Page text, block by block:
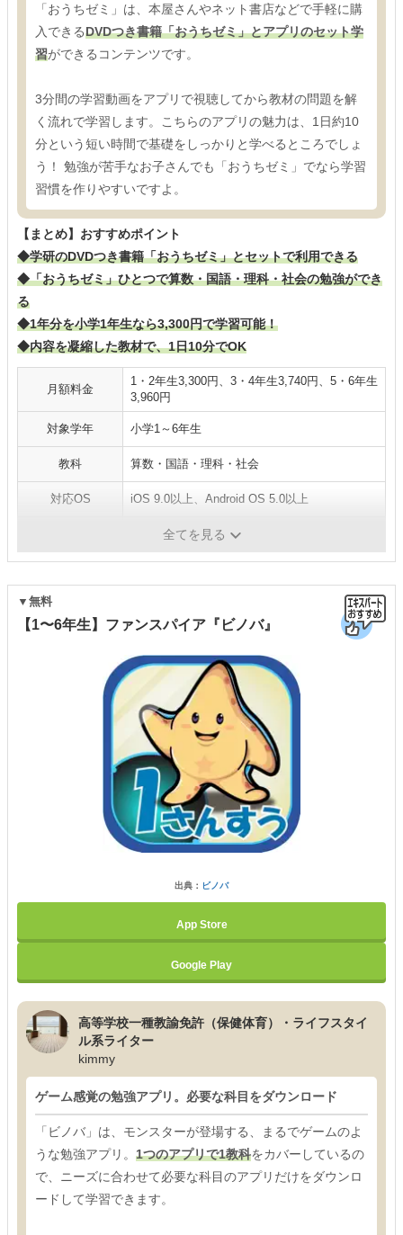
「おうちゼミ」は、本屋さんやネット書店などで手軽に購
入できるDVDつき書籍「おうちゼミ」とアプリのセット学
習ができるコンテンツです。
3分間の学習動画をアプリで視聴してから教材の問題を解
く流れで学習します。こちらのアプリの魅力は、1日約10
分という短い時間で基礎をしっかりと学べるところでしょ
う！ 勉強が苦手なお子さんでも「おうちゼミ」でなら学習
習慣を作りやすいですよ。
【まとめ】おすすめポイント
◆学研のDVDつき書籍「おうちゼミ」とセットで利用できる
◆「おうちゼミ」ひとつで算数・国語・理科・社会の勉強ができ
る
◆1年分を小学1年生なら3,300円で学習可能！
◆内容を凝縮した教材で、1日10分でOK
月額料金
1・2年生3,300円、3・4年生3,740円、5・6年生
3,960円
対象学年 小学1～6年生
教科 算数・国語・理科・社会
対応OS iOS 9.0以上、Android OS 5.0以上
全てを見る
【1〜6年生】ファンスパイア『ビノバ』
▼無料
出典： ビノバ
App Store
Google Play
高等学校一種教諭免許（保健体育）・ライフスタイ
ル系ライター
kimmy
ゲーム感覚の勉強アプリ。必要な科目をダウンロード
「ビノバ」は、モンスターが登場する、まるでゲームのよ
うな勉強アプリ。 1つのアプリで1教科をカバーしているの
で、ニーズに合わせて必要な科目のアプリだけをダウンロ
ードして学習できます。